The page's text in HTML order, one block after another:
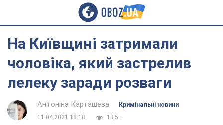
На Київщині затримали
чоловіка, який застрелив
лелеку заради розваги
Антоніна Карташева
Кримінальні новини
11.04.2021 18:18
18,5 т.